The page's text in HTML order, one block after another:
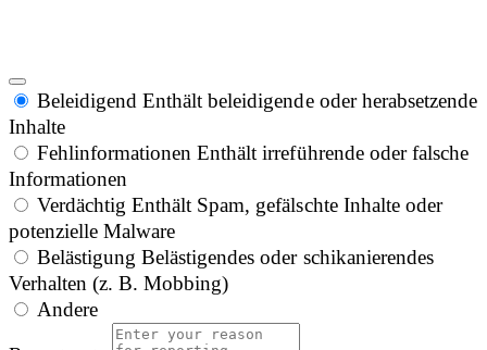
Beleidigend Enthält beleidigende oder herabsetzende
Inhalte
Fehlinformationen Enthält irreführende oder falsche
Informationen
Verdächtig Enthält Spam, gefälschte Inhalte oder
potenzielle Malware
Belästigung Belästigendes oder schikanierendes
Verhalten (z. B. Mobbing)
Andere